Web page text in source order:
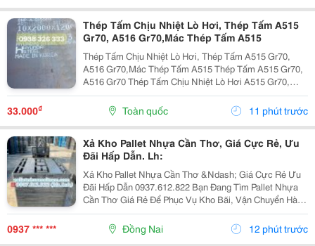
Thép Tấm Chịu Nhiệt Lò Hơi, Thép Tấm A515
Gr70, A516 Gr70,Mác Thép Tấm A515
Thép Tấm Chịu Nhiệt Lò Hơi, Thép Tấm A515 Gr70,
A516 Gr70,Mác Thép Tấm A515 Thép Tấm A515 Gr70,
A516 Gr70 Thép Tấm Chịu Nhiệt Lò Hơi A515 Gr70,
A516 Gr70,20Mm,25Mm Thép Tấm Lò Hơi A515 Gr70
Là Loại Thép Hợp Kim Carbon-Silicon Chất Lượng
33.000₫ Toàn quốc 11 phút trước
Xả Kho Pallet Nhựa Cần Thơ, Giá Cực Rẻ, Ưu
Đãi Hấp Dẫn. Lh:
Xả Kho Pallet Nhựa Cần Thơ &Ndash; Giá Cực Rẻ Ưu
Đãi Hấp Dẫn 0937.612.822 Bạn Đang Tìm Pallet Nhựa
Cần Thơ Giá Rẻ Để Phục Vụ Kho Bãi, Vận Chuyển Hàng
Hóa Hay Xuất Khẩu? Đây Chính Là Cơ Hội Không Nên
Bỏ Lỡ! ✅ Vì Sao Nên Chọn Pallet Nhựa Xả Kho? ...
0937 *** *** Đồng Nai 12 phút trước